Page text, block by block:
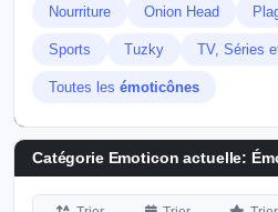
Nourriture Onion Head
Sports Tuzky TV, Séries
Toutes les émoticônes
Catégorie Emoticon actuelle: